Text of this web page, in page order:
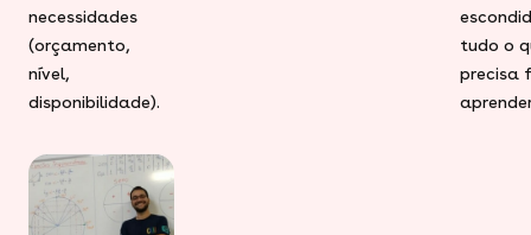
necessidades
(orçamento,
nível,
disponibilidade).
tudo o
precisa